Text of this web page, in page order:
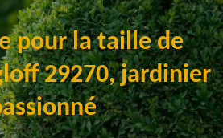
pour la taille de
29270, jardinier